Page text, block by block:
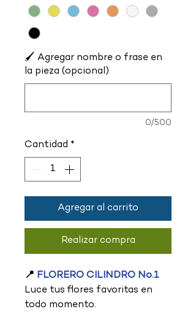
🖌️ Agregar nombre o frase en
la pieza (opcional)
0/500
Cantidad *
Agregar al carrito
Realizar compra
📍 FLORERO CILINDRO No.1
Luce tus flores favoritas en
todo momento.